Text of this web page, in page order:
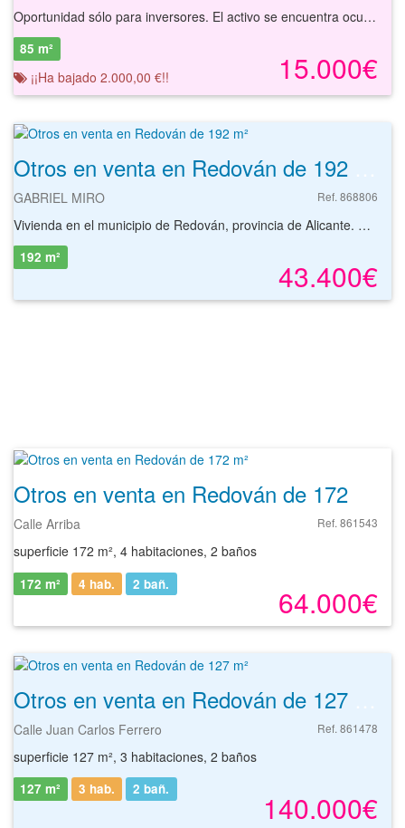
Oportunidad sólo para inversores. El activo se encuentra ocupado por persona sin justo título. Debido al estado ocupacional del activo, no se pueden realizar visitas al mismo. Local comercial a la venta de 85 m² en Redován (Alicante/Alacant). Este local de segunda mano consta de varias dependencias y servicios. Ubicado en la planta baja de un edificio residencial. Dispone de buenas comunicaciones tanto por transporte público como por transporte privado. Ubicada en zona con todo tipo de servicios alrededor. Podrá encontrar la vivienda que necesita y asegurar su inversión con el mejor de los asesoramientos especializados. Empiece ahora mismo pidiendo más información. Un responsable cercano a usted le atenderá personalmente.
15.000€
85 m²
¡¡Ha bajado 2.000,00 €!!
GABRIEL MIRO Ref. 868806
Vivienda en el municipio de Redován, provincia de Alicante. El inmueble se encuentra en una zona tranquila, rodeado por viviendas residenciales de similares características. Cuenta con fácil acceso a la carretera y otros nudos de comunicación. Cercano a establecimientos y comercios de la zona.
43.400€
192 m²
Calle Arriba Ref. 861543
superficie 172 m², 4 habitaciones, 2 baños
64.000€
172 m² 4 hab. 2 bañ.
Calle Juan Carlos Ferrero Ref. 861478
superficie 127 m², 3 habitaciones, 2 baños
140.000€
127 m² 3 hab. 2 bañ.